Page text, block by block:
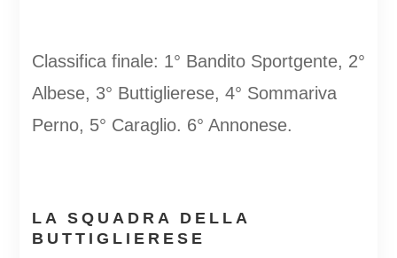
Classifica finale: 1° Bandito Sportgente, 2°
Albese, 3° Buttiglierese, 4° Sommariva
Perno, 5° Caraglio. 6° Annonese.
LA SQUADRA DELLA
BUTTIGLIERESE